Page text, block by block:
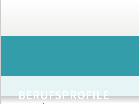
BERUFSPROFILE